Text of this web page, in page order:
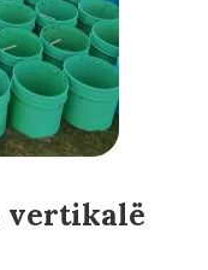
vertikalë